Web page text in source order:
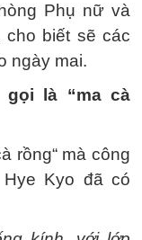
Phụ nữ và
cho biết sẽ các
ngày mai.
là “ma cà
rồng“ mà công
Kyo đã có